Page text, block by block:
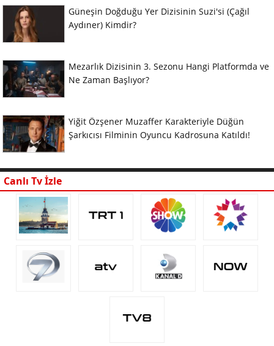
Güneşin Doğduğu Yer Dizisinin Suzi'si (Çağıl
Aydıner) Kimdir?
Mezarlık Dizisinin 3. Sezonu Hangi Platformda ve
Ne Zaman Başlıyor?
Yiğit Özşener Muzaffer Karakteriyle Düğün
Şarkıcısı Filminin Oyuncu Kadrosuna Katıldı!
Canlı Tv İzle